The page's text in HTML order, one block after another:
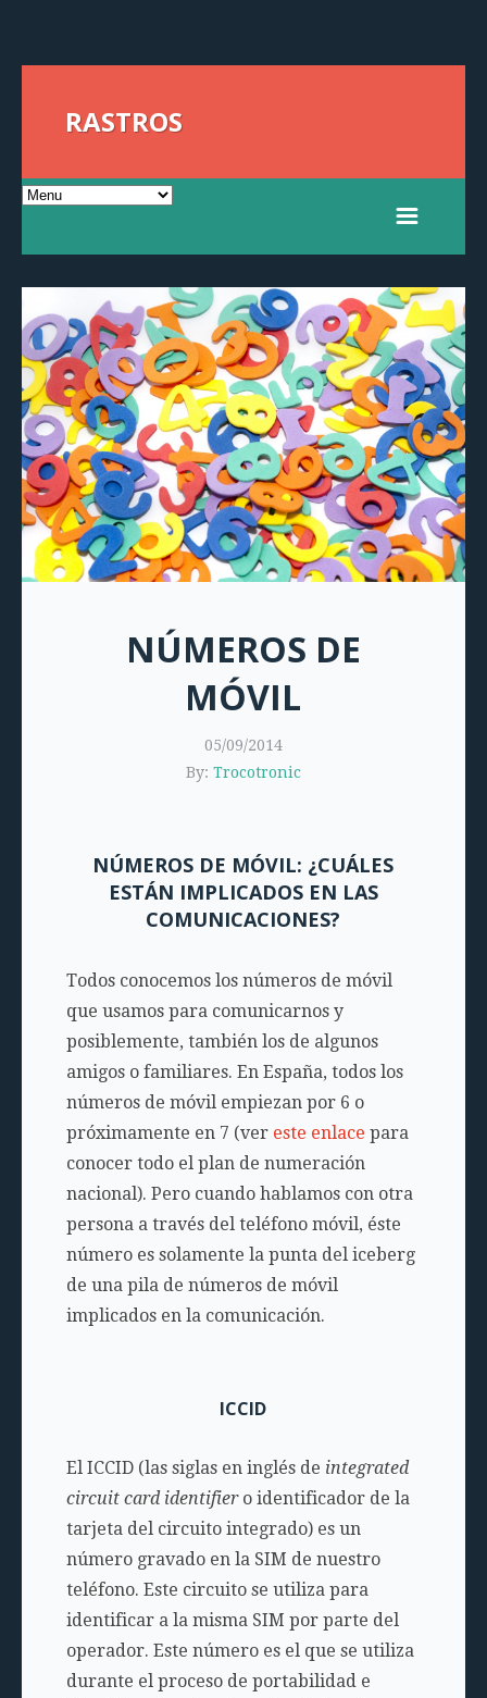
RASTROS
NÚMEROS DE
MÓVIL
05/09/2014
By: Trocotronic
NÚMEROS DE MÓVIL: ¿CUÁLES
ESTÁN IMPLICADOS EN LAS
COMUNICACIONES?
Todos conocemos los números de móvil
que usamos para comunicarnos y
posiblemente, también los de algunos
amigos o familiares. En España, todos los
números de móvil empiezan por 6 o
próximamente en 7 (ver este enlace para
conocer todo el plan de numeración
nacional). Pero cuando hablamos con otra
persona a través del teléfono móvil, éste
número es solamente la punta del iceberg
de una pila de números de móvil
implicados en la comunicación.
ICCID
El ICCID (las siglas en inglés de integrated
circuit card identifiero identificador de la
tarjeta del circuito integrado) es un
número gravado en la SIM de nuestro
teléfono. Este circuito se utiliza para
identificar a la misma SIM por parte del
operador. Este número es el que se utiliza
durante el proceso de portabilidad e